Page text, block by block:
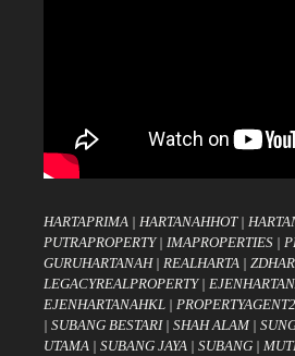
HARTAPRIMA | HARTANAHHOT|
PUTRAPROPERTY| IMAPROPERTIES |
GURUHARTANAH| REALHARTA |
LEGACYREALPROPERTY|
EJENHARTANAHKL |
| SUBANG BESTARI| SHAH ALAM|
UTAMA | SUBANG JAYA | SUBANG |